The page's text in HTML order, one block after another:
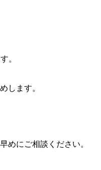
。
します。
めにご相談ください。